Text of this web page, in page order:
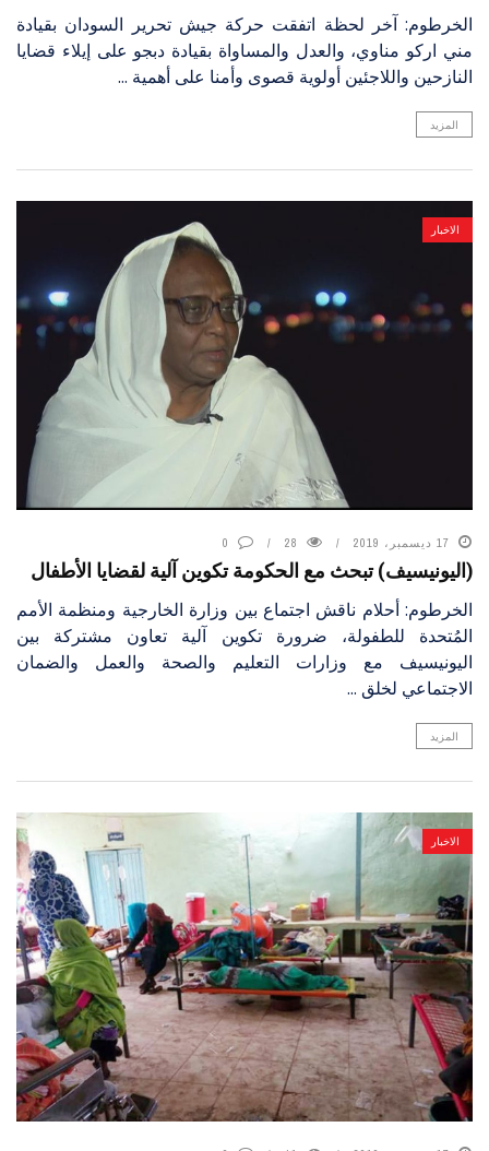
الخرطوم: آخر لحظة اتفقت حركة جيش تحرير السودان بقيادة
مني اركو مناوي، والعدل والمساواة بقيادة دبجو على إيلاء قضايا
النازحين واللاجئين أولوية قصوى وأمنا على أهمية ...
المزيد
الاخبار
17 ديسمبر، 2019 28
0
(اليونيسيف) تبحث مع الحكومة تكوين آلية لقضايا الأطفال
الخرطوم: أحلام ناقش اجتماع بين وزارة الخارجية ومنظمة الأمم
المُتحدة للطفولة، ضرورة تكوين آلية تعاون مشتركة بين
اليونيسيف مع وزارات التعليم والصحة والعمل والضمان
الاجتماعي لخلق ...
المزيد
الاخبار